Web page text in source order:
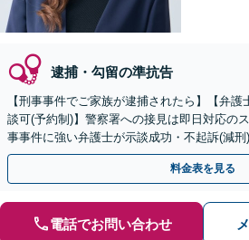
逮捕・勾留の準抗告
【刑事事件でご家族が逮捕されたら】【弁
談可(予約制)】警察署への接見は即日対応の
事事件に強い弁護士が示談成功・不起訴(減
トします。【加害者側の相談専門】
料金表を見る
電話でお問い合わせ